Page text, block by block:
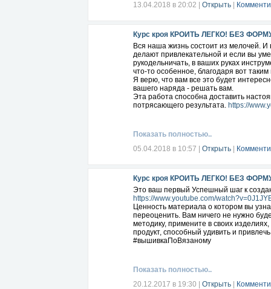
13.04.2018 в 20:02
Открыть
Курс кроя КРОИТЬ ЛЕГКО! БЕЗ
Вся наша жизнь состоит из мелочей.
делают привлекательной и если вы
рукодельничать, в ваших руках
что-то особенное, благодаря вот
Я верю, что вам все это будет
вашего наряда - решать вам.
Эта работа способна доставить
потрясающего результата. https://
Показать полностью..
05.04.2018 в 10:57
Открыть
Курс кроя КРОИТЬ ЛЕГКО! БЕЗ
Это ваш первый Успешный шаг к
https://www.youtube.com/
Ценность материала о котором вы
переоценить. Вам ничего не нужно
методику, примените в своих
продукт, способный удивить и
#вышивкаПоВязаному
Показать полностью..
20.12.2017 в 19:30
Открыть